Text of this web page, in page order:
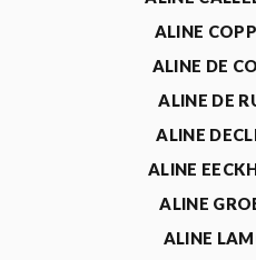
ALINE
ALINE DE
ALINE DE
ALINE
ALINE
ALINE
ALINE